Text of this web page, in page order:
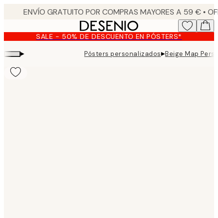
content.SALE - 50% DE DESCUENTO EN PÓSTERS*
▸ Pósters personalizados▸Beige Map